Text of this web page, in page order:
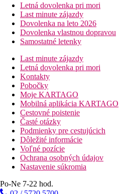
Letná dovolenka pri mori
Last minute zájazdy
Dovolenka na leto 2026
Dovolenka vlastnou dopravou
Samostatné letenky
Last minute zájazdy
Letná dovolenka pri mori
Kontakty
Pobočky
Moje KARTAGO
Mobilná aplikácia KARTAGO
Cestovné poistenie
Časté otázky
Podmienky pre cestujúcich
Dôležité informácie
Voľné pozície
Ochrana osobných údajov
Nastavenie súkromia
Po-Ne 7-22 hod.